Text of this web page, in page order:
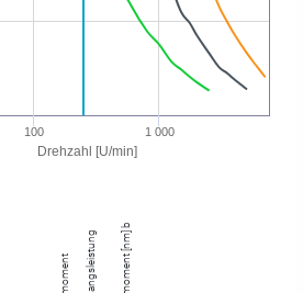
Drehzahl [U/min]
100 1 000
Ausgangsleistung Drehmoment [nm] bei 251.00 U/min